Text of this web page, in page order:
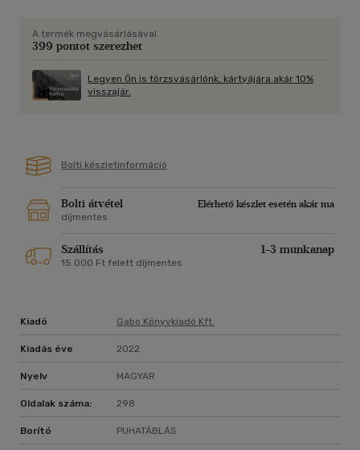
A termék megvásárlásával
399 pontot szerezhet
Legyen Ön is törzsvásárlónk, kártyájára akár 10%
visszajár.
Bolti készletinformáció
Bolti átvétel
Elérhető készlet esetén akár ma
díjmentes
Szállítás 1-3 munkanap
15 000 Ft felett díjmentes
Kiadó Gabo Könyvkiadó Kft.
Kiadás éve 2022
Nyelv MAGYAR
Oldalak száma: 298
Borító PUHATÁBLÁS